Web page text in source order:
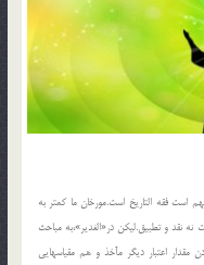
است فقه التاريخ است.مورخان ما كمتر به
نه نقد و تطبيق.ليكن در«الغدير»،به مباحث
مقدار اعتبار ديگر مآخذ و هم مقياسهايى